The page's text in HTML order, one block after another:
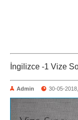
İngilizce -1 Vize
Admin 30-05-